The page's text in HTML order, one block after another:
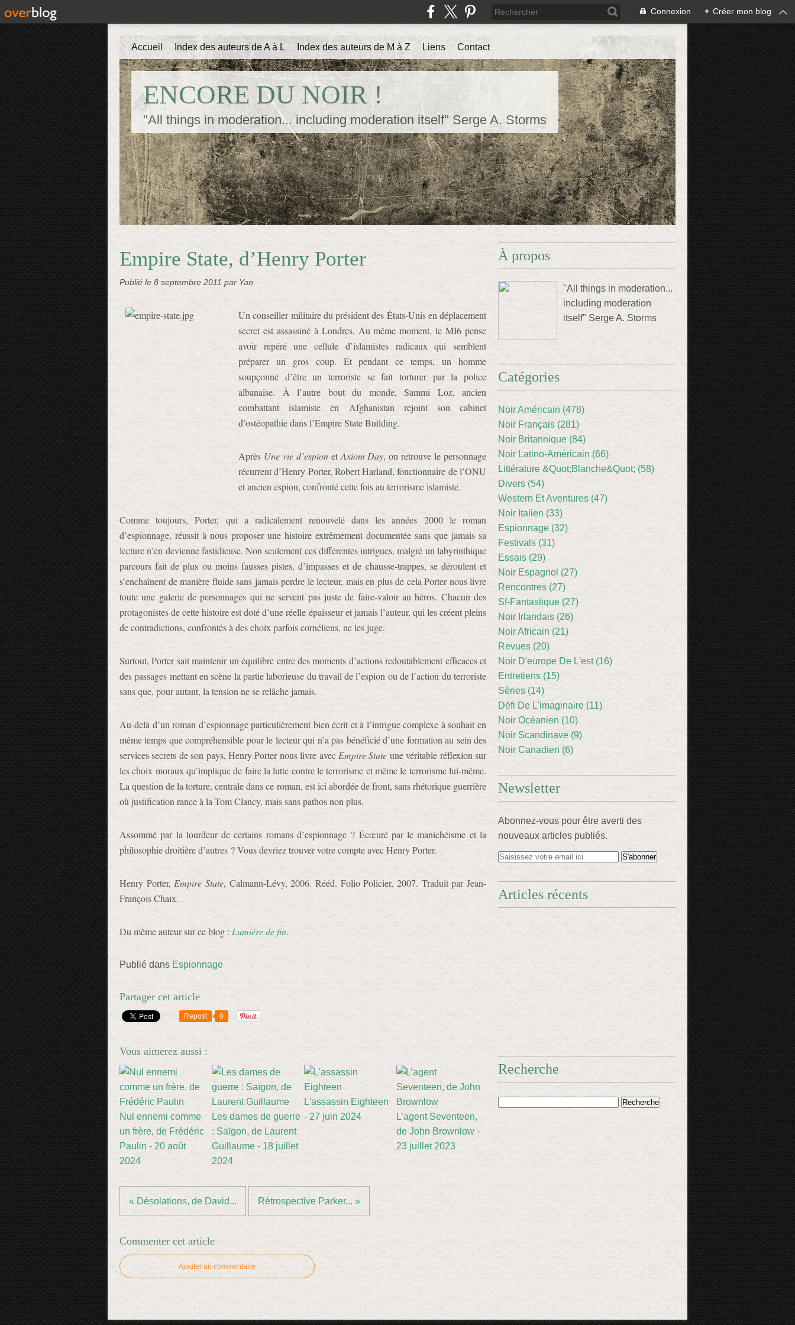
Connexion + Créer mon blog
ENCORE DU NOIR !
"All things in moderation... including moderation itself" Serge A. Storms
Accueil Index des auteurs de A à L Index des auteurs de M à Z Liens Contact
Empire State, d’Henry Porter
Publié le 8 septembre 2011 par Yan
Un conseiller militaire du président des États-Unis en déplacement
secret est assassiné à Londres. Au même moment, le MI6 pense
avoir repéré une cellule d’islamistes radicaux qui semblent
préparer un gros coup. Et pendant ce temps, un homme
soupçonné d’être un terroriste se fait torturer par la police
albanaise. À l’autre bout du monde, Sammi Loz, ancien
combattant islamiste en Afghanistan rejoint son cabinet
d’ostéopathie dans l’Empire State Building.
Après Une vie d’espionet Axiom Day, on retrouve le personnage
récurrent d’Henry Porter, Robert Harland, fonctionnaire de l’ONU
et ancien espion, confronté cette fois au terrorisme islamiste.
Comme toujours, Porter, qui a radicalement renouvelé dans les années 2000 le roman
d’espionnage, réussit à nous proposer une histoire extrêmement documentée sans que jamais sa
lecture n’en devienne fastidieuse. Non seulement ces différentes intrigues, malgré un labyrinthique
parcours fait de plus ou moins fausses pistes, d’impasses et de chausse-trappes, se déroulent et
s’enchaînent de manière fluide sans jamais perdre le lecteur, mais en plus de cela Porter nous livre
toute une galerie de personnages qui ne servent pas juste de faire-valoir au héros. Chacun des
protagonistes de cette histoire est doté d’une réelle épaisseur et jamais l’auteur, qui les créent pleins
de contradictions, confrontés à des choix parfois cornéliens, ne les juge.
Surtout, Porter sait maintenir un équilibre entre des moments d’actions redoutablement efficaces et
des passages mettant en scène la partie laborieuse du travail de l’espion ou de l’action du terroriste
sans que, pour autant, la tension ne se relâche jamais.
Au-delà d’un roman d’espionnage particulièrement bien écrit et à l’intrigue complexe à souhait en
même temps que compréhensible pour le lecteur qui n’a pas bénéficié d’une formation au sein des
services secrets de son pays, Henry Porter nous livre avec Empire State une véritable réflexion sur
les choix moraux qu’implique de faire la lutte contre le terrorisme et même le terrorisme lui-même.
La question de la torture, centrale dans ce roman, est ici abordée de front, sans rhétorique guerrière
où justification rance à la Tom Clancy, mais sans pathos non plus.
Assommé par la lourdeur de certains romans d’espionnage ? Écœuré par le manichéisme et la
philosophie droitière d’autres ? Vous devriez trouver votre compte avec Henry Porter.
Henry Porter, Empire State, Calmann-Lévy, 2006. Rééd. Folio Policier, 2007. Traduit par Jean-
François Chaix.
Du même auteur sur ce blog : Lumière de fin.
Publié dans Espionnage
Partager cet article
Repost 0
Vous aimerez aussi :
Nul ennemi comme
un frère, de Frédéric
Paulin - 20 août
2024
Les dames de guerre
: Saïgon, de Laurent
Guillaume - 18 juillet
2024
L'assassin Eighteen
- 27 juin 2024
L’agent Seventeen,
de John Brownlow -
23 juillet 2023
« Désolations, de David... Rétrospective Parker... »
Commenter cet article
Ajouter un commentaire
À propos
"All things in moderation...
including moderation
itself" Serge A. Storms
Catégories
Noir Américain (478)
Noir Français (281)
Noir Britannique (84)
Noir Latino-Américain (66)
Littérature &Quot;Blanche&Quot; (58)
Divers (54)
Western Et Aventures (47)
Noir Italien (33)
Espionnage (32)
Festivals (31)
Essais (29)
Noir Espagnol (27)
Rencontres (27)
Sf-Fantastique (27)
Noir Irlandais (26)
Noir Africain (21)
Revues (20)
Noir D'europe De L'est (16)
Entretiens (15)
Séries (14)
Défi De L'imaginaire (11)
Noir Océanien (10)
Noir Scandinave (9)
Noir Canadien (6)
Newsletter
Abonnez-vous pour être averti des
nouveaux articles publiés.
Articles récents
Recherche